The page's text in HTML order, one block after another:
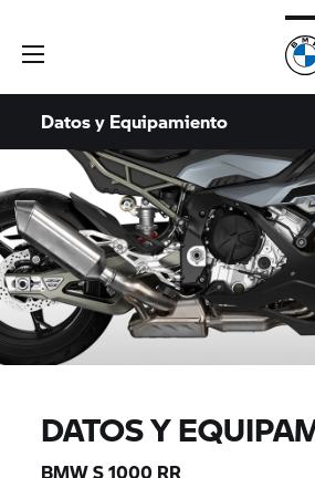
Datos y Equipamiento
DATOS Y
BMWS 1000 RR